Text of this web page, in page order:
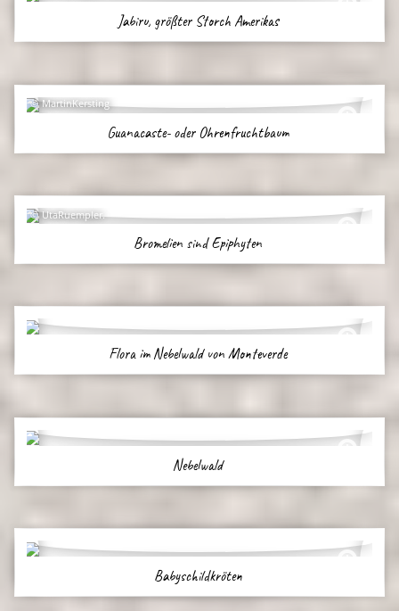
Jabiru, größter Storch Amerikas
MartinKersting
Guanacaste- oder Ohrenfruchtbaum
UtaRuempler.
Bromelien sind Epiphyten
Flora im Nebelwald von Monteverde
Nebelwald
Babyschildkröten